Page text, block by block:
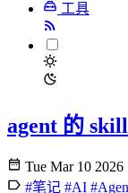
工具
agent 的
Tue Mar 10 2026
#笔记 #AI